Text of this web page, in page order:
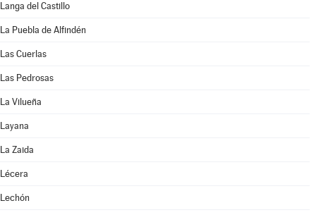
Langa del Castillo
La Puebla de Alfindén
Las Cuerlas
Las Pedrosas
La Vilueña
Layana
La Zaida
Lécera
Lechón